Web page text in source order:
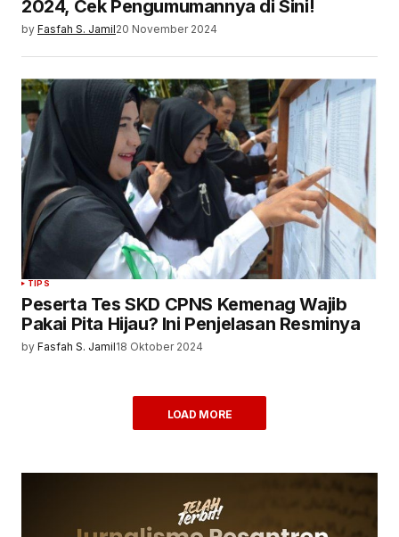
2024, Cek Pengumumannya di Sini!
by Fasfah S. Jamil20 November 2024
TIPS
Peserta Tes SKD CPNS Kemenag Wajib
Pakai Pita Hijau? Ini Penjelasan Resminya
by Fasfah S. Jamil18 Oktober 2024
LOAD MORE